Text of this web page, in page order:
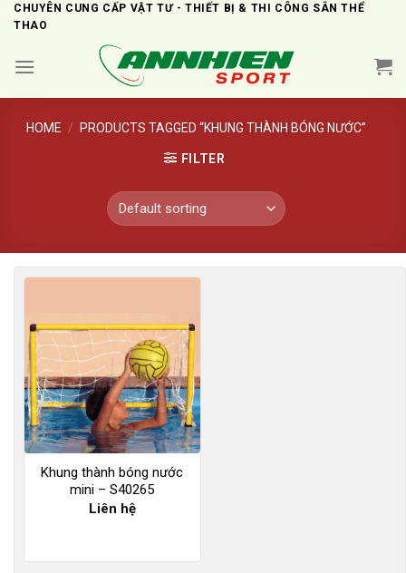
SkipCHUYÊN CUNG CẤP VẬT TƯ - THIẾT BỊ & THI CÔNG SÂN THỂ
THAO
HOME / PRODUCTS TAGGED “KHUNG THÀNH BÓNG NƯỚC”
FILTER
Khung thành bóng nước
mini – S40265
Liên hệ